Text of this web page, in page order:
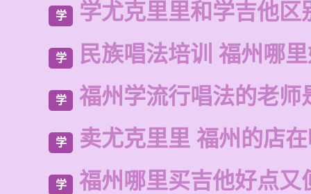
学 学尤克里里和学吉他区
学 民族唱法培训 福州哪
学 福州学流行唱法的老师
学 卖尤克里里 福州的店
学 福州哪里买吉他好点又